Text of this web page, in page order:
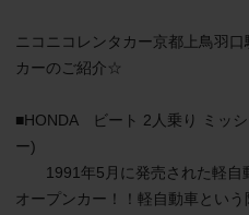
ニコニコレンタカー京都上鳥羽
カーのご紹介☆
■HONDA　ビート 2人乗り ミッ
ー)
1991年5月に発売された軽自
オープンカー！！軽自動車とい